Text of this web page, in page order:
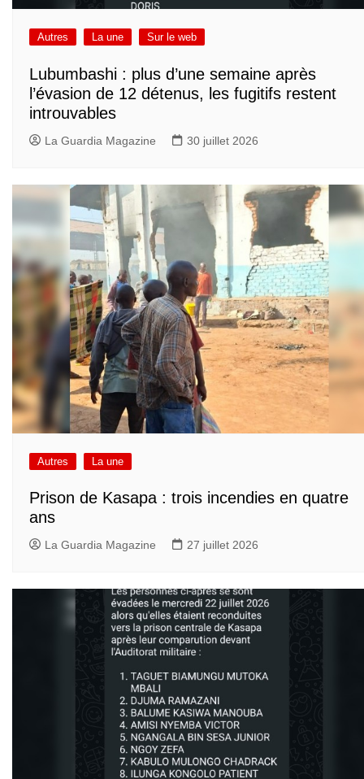
Autres La une Sur le web
Lubumbashi : plus d’une semaine après
l’évasion de 12 détenus, les fugitifs restent
introuvables
La Guardia Magazine 30 juillet 2026
Autres La une
Prison de Kasapa : trois incendies en quatre
ans
La Guardia Magazine 27 juillet 2026